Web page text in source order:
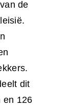
de
dit
en 126